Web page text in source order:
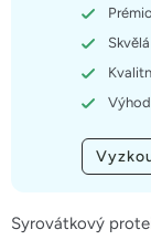
Syrovátkový